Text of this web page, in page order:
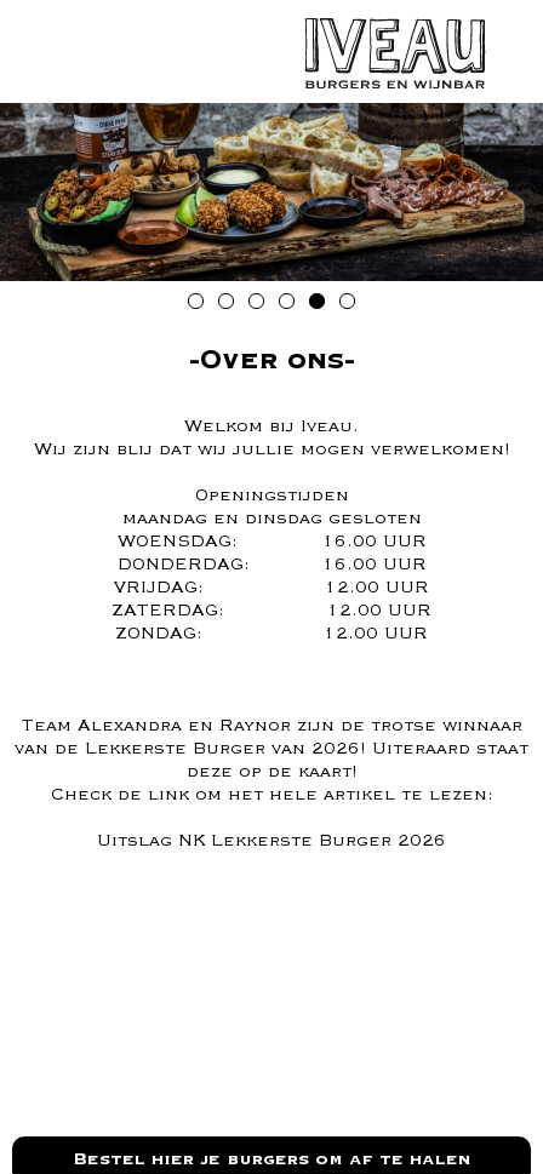
Over ons
Welkom bij Iveau.
Wij zijn blij dat wij jullie mogen verwelkomen!
Openingstijden
maandag en dinsdag gesloten
WOENSDAG: 16.00 UUR
DONDERDAG: 16.00 UUR
VRIJDAG: 12.00 UUR
ZATERDAG: 12.00 UUR
ZONDAG: 12.00 UUR
Team Alexandra en Raynor zijn de trotse winnaar
van de Lekkerste Burger van 2026! Uiteraard staat
deze op de kaart!
Check de link om het hele artikel te lezen:
Uitslag NK Lekkerste Burger 2026
Bestel hier je burgers om af te halen